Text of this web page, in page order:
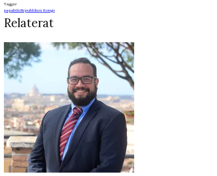
Taggar
papabileRepubliken Kongo
Relaterat